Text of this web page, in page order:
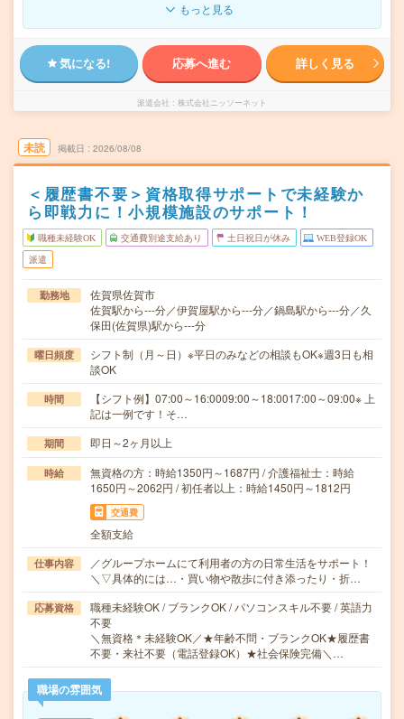
もっと見る
気になる! 応募へ進む 詳しく見る
派遣会社 株式会社ニッソーネット
未読 掲載日 2026/08/08
＜履歴書不要＞資格取得サポートで未経験か
ら即戦力に！小規模施設のサポート！
職種未経験OK 交通費別途支給あり 土日祝日が休み WEB登録OK
派遣
勤務地
佐賀県佐賀市
佐賀駅から---分／伊賀屋駅から---分／鍋島駅から---分／久
保田(佐賀県)駅から---分
曜日頻度
シフト制（月～日）※平日のみなどの相談もOK※週3日も相
談OK
時間
【シフト例】07:00～16:0009:00～18:0017:00～09:00※ 上
記は一例です！そ…
期間 即日～2ヶ月以上
時給
無資格の方：時給1350円～1687円 / 介護福祉士：時給
1650円～2062円 / 初任者以上：時給1450円～1812円
交通費
全額支給
仕事内容
／グループホームにて利用者の方の日常生活をサポート！
＼▽具体的には…・買い物や散歩に付き添ったり・折…
応募資格
職種未経験OK / ブランクOK / パソコンスキル不要 / 英語力
不要
＼無資格＊未経験OK／★年齢不問・ブランクOK★履歴書
不要・来社不要（電話登録OK）★社会保険完備＼…
職場の雰囲気